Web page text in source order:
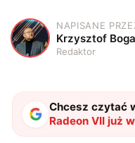
K
NAPISANE
Krzysztof
Redaktor
Chcesz czytać
Radeon VII już
RTX 2080"?